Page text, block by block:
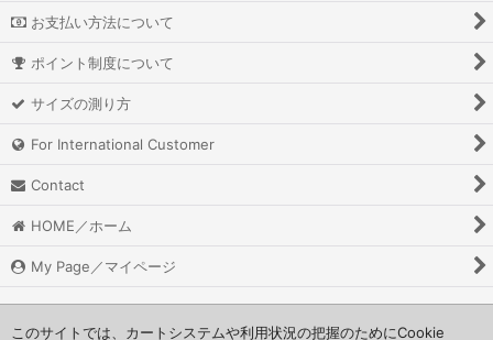
お支払い方法について
ポイント制度について
サイズの測り方
For International Customer
Contact
HOME／ホーム
My Page／マイページ
このサイトでは、カートシステムや利用状況の把握のためにCookie